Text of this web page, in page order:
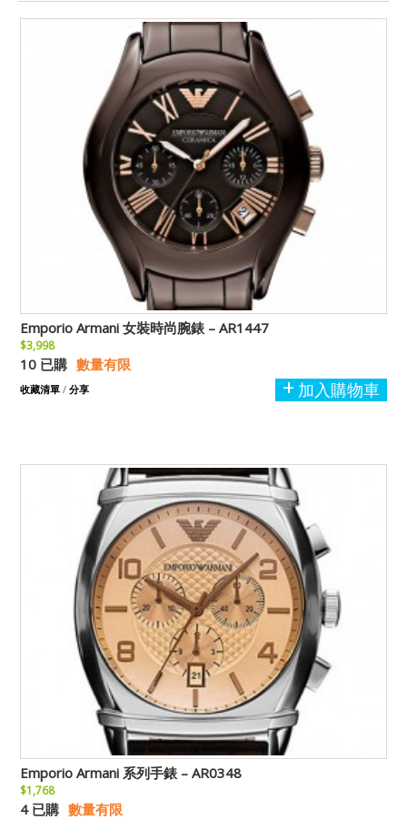
Emporio Armani 女裝時尚腕錶 – AR1447
$3,998
10 已購 數量有限
加入購物車
收藏清單 / 分享
Emporio Armani 系列手錶 – AR0348
$1,768
4 已購 數量有限